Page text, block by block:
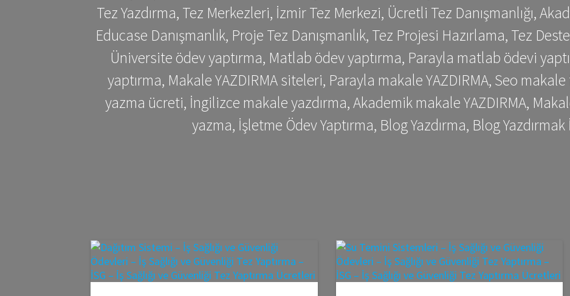
Tez Yazdırma, Tez Merkezleri, İzmir Tez Merkezi, Ücretli Tez Danışmanlığı,
Educase Danışmanlık, Proje Tez Danışmanlık, Tez Projesi Hazırlama, Tez
Üniversite ödev yaptırma, Matlab ödev yaptırma, Parayla matlab ödevi
yaptırma, Makale YAZDIRMA siteleri, Parayla makale YAZDIRMA, Seo makale
yazma ücreti, İngilizce makale yazdırma, Akademik makale YAZDIRMA,
yazma, İşletme Ödev Yaptırma, Blog Yazdırma, Blog